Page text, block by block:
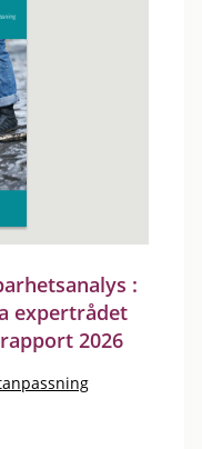
:
expertrådet
2026